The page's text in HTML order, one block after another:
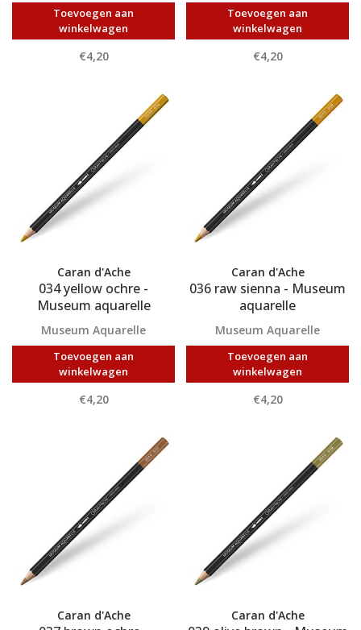
Toevoegen aan
winkelwagen
€4,20
Toevoegen aan
winkelwagen
€4,20
Caran d'Ache
034 yellow ochre -
Museum aquarelle
Museum Aquarelle
Toevoegen aan
winkelwagen
€4,20
Caran d'Ache
036 raw sienna - Museum
aquarelle
Museum Aquarelle
Toevoegen aan
winkelwagen
€4,20
Caran d'Ache Caran d'Ache